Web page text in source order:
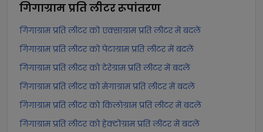
गिगाग्राम प्रति लीटररूपांतरण
गिगाग्राम प्रति लीटर को एक्साग्राम प्रति लीटर में बदलें
गिगाग्राम प्रति लीटर को पेटाग्राम प्रति लीटर में बदलें
गिगाग्राम प्रति लीटर को टेरेग्राम प्रति लीटर में बदलें
गिगाग्राम प्रति लीटर को मेगाग्राम प्रति लीटर में बदलें
गिगाग्राम प्रति लीटर को किलोग्राम प्रति लीटर में बदलें
गिगाग्राम प्रति लीटर को हेक्टोग्राम प्रति लीटर में बदलें